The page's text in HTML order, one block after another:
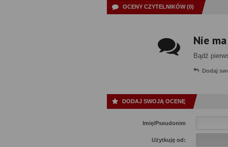
OCENY CZYTELNIKÓW (0)
Nie
Bądź
Dodaj
DODAJ SWOJĄ OCENĘ
Imię/Pseudonim
Użytkuję od: